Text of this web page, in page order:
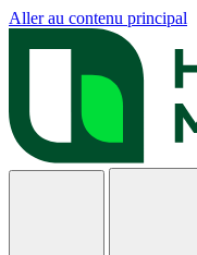
Aller au contenu principal